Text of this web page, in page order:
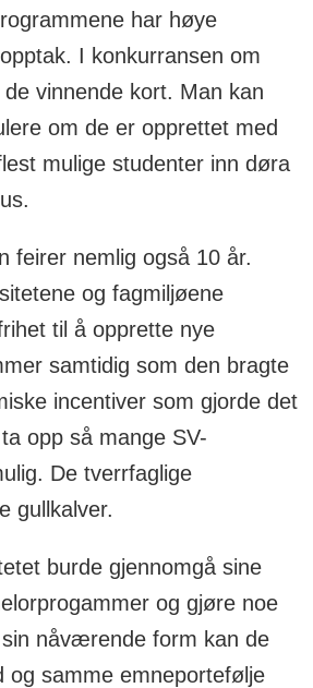
har høye
I konkurransen om
vinnende kort. Man kan
om de er opprettet med
mulige studenter inn døra
feirer nemlig også 10 år.
og fagmiljøene
til å opprette nye
samtidig som den bragte
incentiver som gjorde det
opp så mange SV-
De tverrfaglige
gullkalver.
burde gjennomgå sine
og gjøre noe
nåværende form kan de
og samme emneportefølje